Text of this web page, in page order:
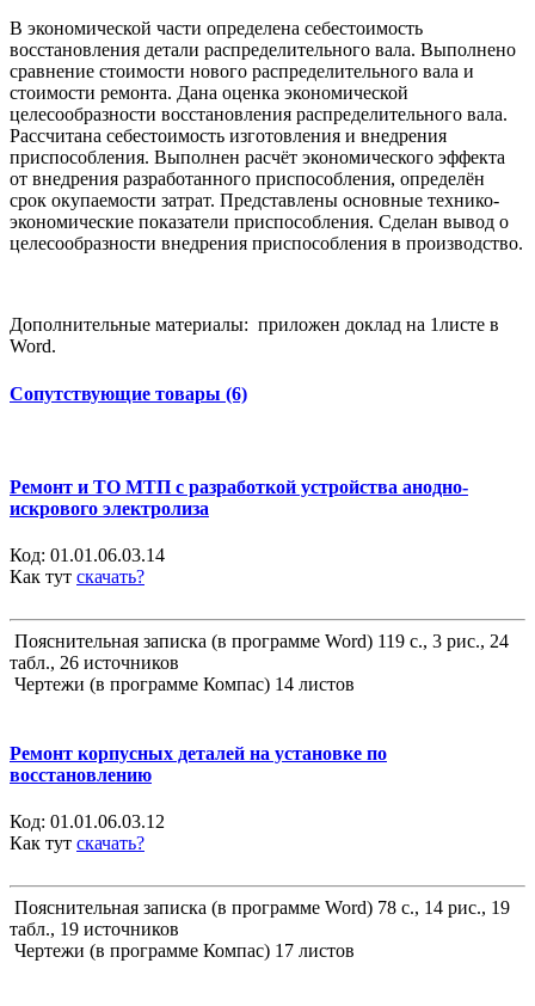
В экономической части определена себестоимость
восстановления детали распределительного вала. Выполнено
сравнение стоимости нового распределительного вала и
стоимости ремонта. Дана оценка экономической
целесообразности восстановления распределительного вала.
Рассчитана себестоимость изготовления и внедрения
приспособления. Выполнен расчёт экономического эффекта
от внедрения разработанного приспособления, определён
срок окупаемости затрат. Представлены основные технико-
экономические показатели приспособления. Сделан вывод о
целесообразности внедрения приспособления в производство.
Дополнительные материалы: приложен доклад на 1листе в
Word.
Сопутствующие товары (6)
Ремонт и ТО МТП с разработкой устройства анодно-
искрового электролиза
Код: 01.01.06.03.14
Как тут скачать?
Пояснительная записка (в программе Word) 119 с., 3 рис., 24
табл., 26 источников
Чертежи (в программе Компас) 14 листов
Ремонт корпусных деталей на установке по
восстановлению
Код: 01.01.06.03.12
Как тут скачать?
Пояснительная записка (в программе Word) 78 с., 14 рис., 19
табл., 19 источников
Чертежи (в программе Компас) 17 листов